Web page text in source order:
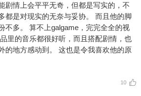
剧情上会平平无奇，但都是写实的，不
都是对现实的无奈与妥协。 而且他的脚
不多。 算不上galgame，完完全全的视
里的音乐都很好听，而且搭配剧情，也
的地方感动到。 这也是令我喜欢他的原
10